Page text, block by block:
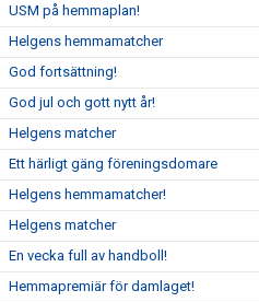
USM på hemmaplan!
Helgens hemmamatcher
God fortsättning!
God jul och gott nytt år!
Helgens matcher
Ett härligt gäng föreningsdomare
Helgens hemmamatcher!
Helgens matcher
En vecka full av handboll!
Hemmapremiär för damlaget!